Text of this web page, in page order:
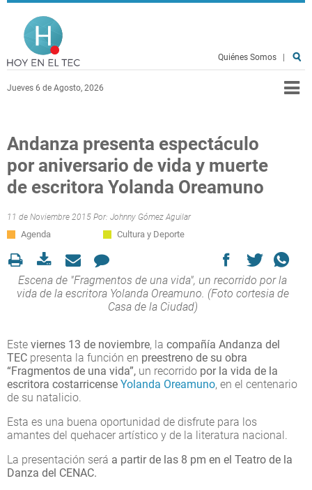
Pasar al contenido principal
Jueves 6 de Agosto, 2026
Quiénes Somos
Andanza presenta espectáculo
por aniversario de vida y muerte
de escritora Yolanda Oreamuno
11 de Noviembre 2015 Por: Johnny Gómez Aguilar
Agenda Cultura y Deporte
Escena de "Fragmentos de una vida", un recorrido por la
vida de la escritora Yolanda Oreamuno. (Foto cortesia de
Casa de la Ciudad)
Este viernes 13 de noviembre, la compañía Andanza del
TEC presenta la función en preestreno de su obra
“Fragmentos de una vida”, un recorrido por la vida de la
escritora costarricense Yolanda Oreamuno, en el centenario
de su natalicio.
Esta es una buena oportunidad de disfrute para los
amantes del quehacer artístico y de la literatura nacional.
La presentación será a partir de las 8 pm en el Teatro de la
Danza del CENAC.